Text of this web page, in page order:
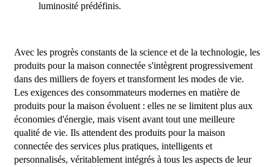
luminosité prédéfinis.
Avec les progrès constants de la science et de la technologie, les
produits pour la maison connectée s'intègrent progressivement
dans des milliers de foyers et transforment les modes de vie.
Les exigences des consommateurs modernes en matière de
produits pour la maison évoluent : elles ne se limitent plus aux
économies d'énergie, mais visent avant tout une meilleure
qualité de vie. Ils attendent des produits pour la maison
connectée des services plus pratiques, intelligents et
personnalisés, véritablement intégrés à tous les aspects de leur